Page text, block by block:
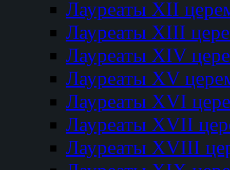
Лауреаты XII
Лауреаты XIII
Лауреаты XIV
Лауреаты XV
Лауреаты XVI
Лауреаты XVII
Лауреаты XVIII